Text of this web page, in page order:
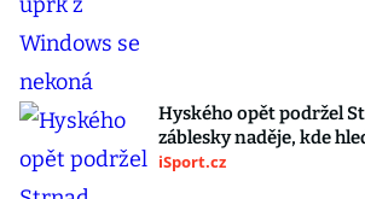
Hyského opět podržel
záblesky naděje, kde
iSport.cz